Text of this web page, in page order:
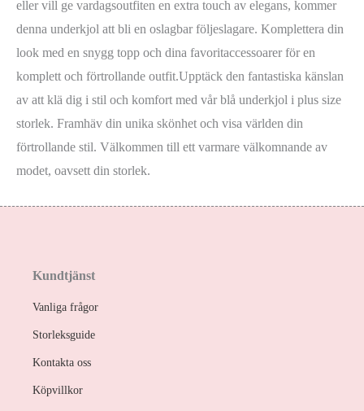
eller vill ge vardagsoutfiten en extra touch av elegans, kommer
denna underkjol att bli en oslagbar följeslagare. Komplettera din
look med en snygg topp och dina favoritaccessoarer för en
komplett och förtrollande outfit.Upptäck den fantastiska känslan
av att klä dig i stil och komfort med vår blå underkjol i plus size
storlek. Framhäv din unika skönhet och visa världen din
förtrollande stil. Välkommen till ett varmare välkomnande av
modet, oavsett din storlek.
Kundtjänst
Vanliga frågor
Storleksguide
Kontakta oss
Köpvillkor